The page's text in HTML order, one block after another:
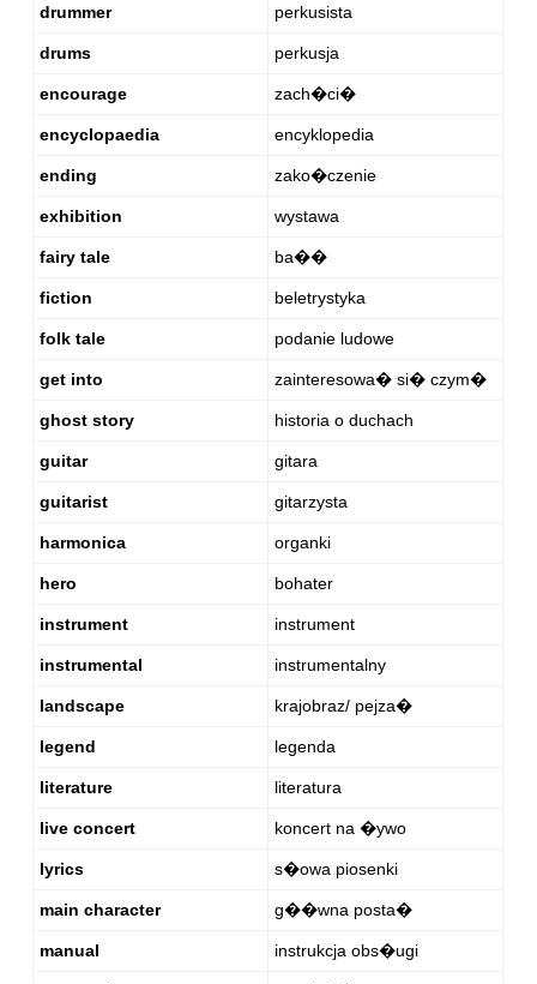
drummer perkusista
drums perkusja
encourage zach�ci�
encyclopaedia encyklopedia
ending zako�czenie
exhibition wystawa
fairy tale ba��
fiction beletrystyka
folk tale podanie ludowe
get into zainteresowa� si� czym�
ghost story historia o duchach
guitar gitara
guitarist gitarzysta
harmonica organki
hero bohater
instrument instrument
instrumental instrumentalny
landscape krajobraz/ pejza�
legend legenda
literature literatura
live concert koncert na �ywo
lyrics s�owa piosenki
main character g��wna posta�
manual instrukcja obs�ugi